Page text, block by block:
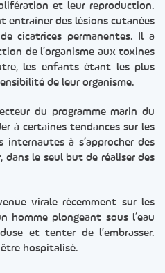
et leur reproduction.
entraîner des lésions cutanées
cicatrices permanentes. Il a
de l’organisme aux toxines
les enfants étant les plus
de leur organisme.
du programme marin du
à certaines tendances sur les
à s’approcher des
dans le seul but de réaliser des
virale récemment sur les
homme plongeant sous l’eau
et tenter de l’embrasser.
hospitalisé.